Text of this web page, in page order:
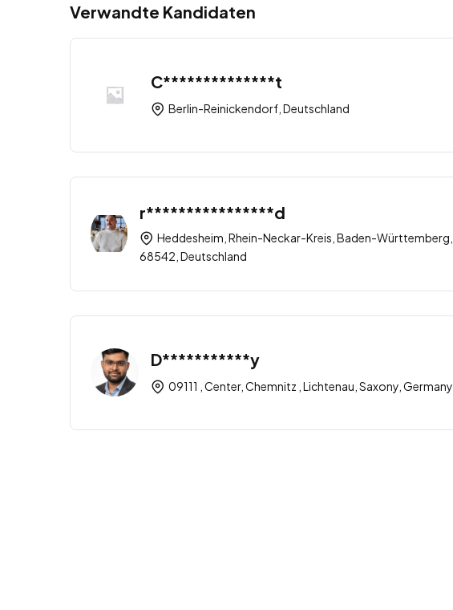
Verwandte Kandidaten
C**************t
Berlin-Reinickendorf, Deutschland
r****************d
Heddesheim, Rhein-Neckar-Kreis, Baden-Württemberg,
68542, Deutschland
D***********y
09111 , Center, Chemnitz , Lichtenau, Saxony, Germany